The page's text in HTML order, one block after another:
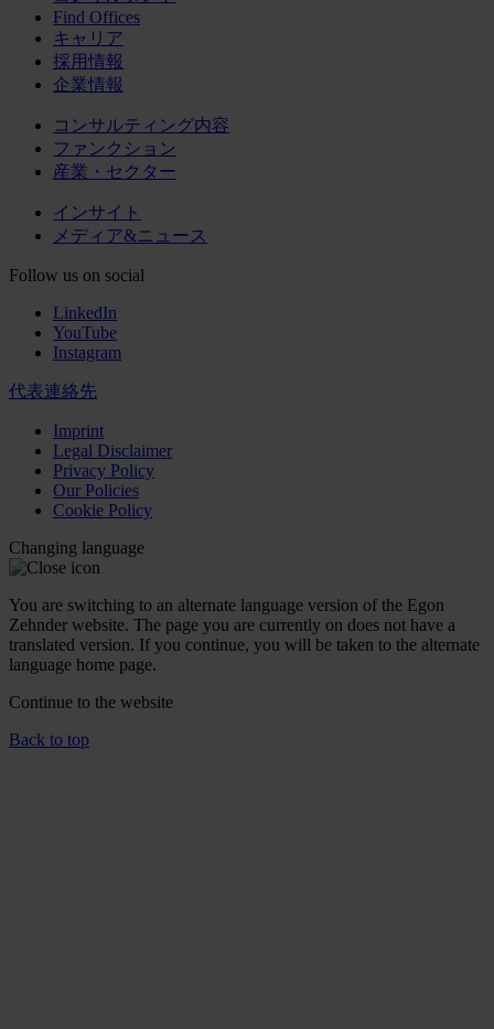
Find Offices
キャリア
採用情報
企業情報
コンサルティング内容
ファンクション
産業・セクター
インサイト
メディア&ニュース
Follow us on social
LinkedIn
YouTube
Instagram
代表連絡先
Imprint
Legal Disclaimer
Privacy Policy
Our Policies
Cookie Policy
Changing language
You are switching to an alternate language version of the Egon
Zehnder website. The page you are currently on does not have a
translated version. If you continue, you will be taken to the alternate
language home page.
Continue to the website
Back to top